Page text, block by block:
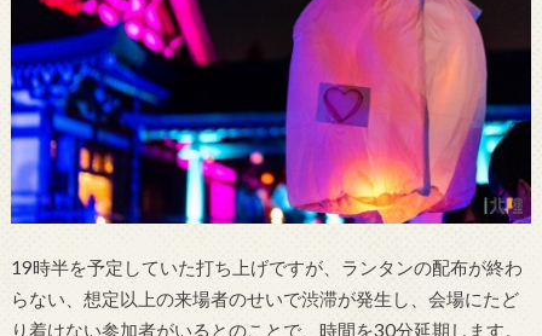
19時半を予定していた打ち上げですが、ランタンの配布が終わ
らない、想定以上の来場者のせいで渋滞が発生し、会場にたど
り着けない参加者がいるとのことで、時間を30分延期します。